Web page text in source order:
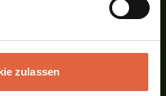
zulassen
anfordern